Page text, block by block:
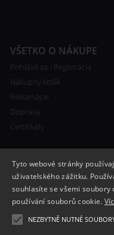
VŠETKO O NÁKUPE
Prihlásiť sa / Registrácia
Nákupný košík
Reklamácie
Doprava
Certifikáty
RYCHLÝ KONTAKT
+420 608 138 367
info@bomba-cig.sk
Tyto webové stránky
uživatelského zážitku.
souhlasíte se všemi soubory
používání souborů cookie.
NEZBYTNĚ NUTNÉ